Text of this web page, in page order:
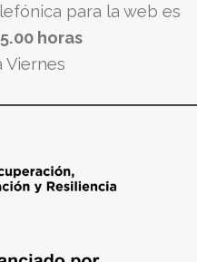
para la web es
horas
Viernes